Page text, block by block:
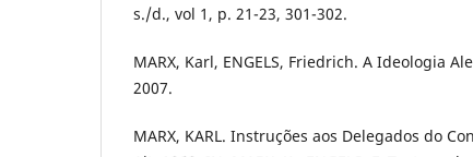
s./d., vol 1, p. 21-23, 301-302.
MARX, Karl, ENGELS, Friedrich. A Ideologia
2007.
MARX, KARL. Instruções aos Delegados do